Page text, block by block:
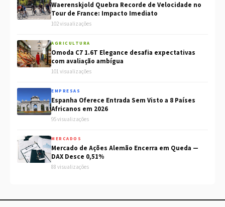
Waerenskjold Quebra Recorde de Velocidade no
Tour de France: Impacto Imediato
102 visualizações
AGRICULTURA
Omoda C7 1.6T Elegance desafia expectativas
com avaliação ambígua
101 visualizações
EMPRESAS
Espanha Oferece Entrada Sem Visto a 8 Países
Africanos em 2026
95 visualizações
MERCADOS
Mercado de Ações Alemão Encerra em Queda —
DAX Desce 0,51%
88 visualizações